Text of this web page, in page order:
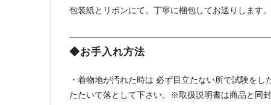
包装紙とリボンにて、丁寧に梱包してお送りします。
◆お手入れ方法
・着物地が汚れた時は 必ず目立たない所で試験を
たたいて落として下さい。※取扱説明書は商品と同封